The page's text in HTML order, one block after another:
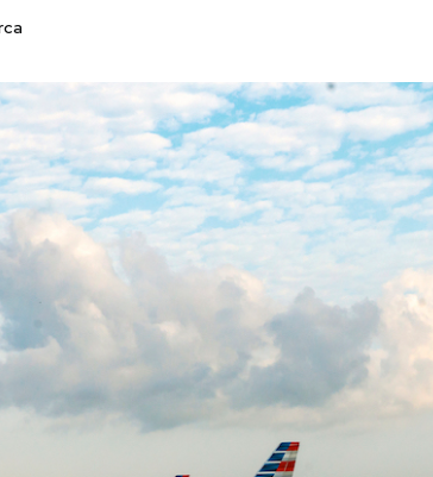
Auto
Moda
Consumismi
Storie/Idee
Ok Boomer!
Media
Europa